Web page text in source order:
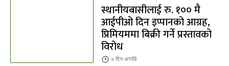
स्थानीयबासीलाई रु. १०० मै
आईपीओ दिन इप्पानको आग्रह,
प्रिमियममा बिक्री गर्ने प्रस्तावको
विरोध
४ दिनअगाडि